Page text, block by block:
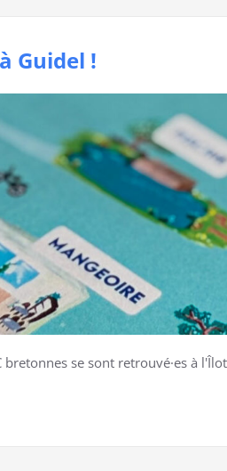
Guidel !
se sont retrouvé·es à